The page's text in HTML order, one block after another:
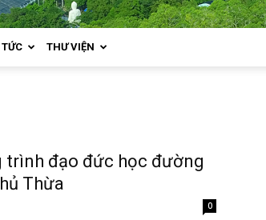
THƯ VIỆN
trình đạo đức học đường
Thừa
0